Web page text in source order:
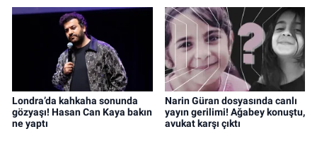
Londra’da kahkaha sonunda
gözyaşı! Hasan Can Kaya bakın
ne yaptı
Narin Güran dosyasında canlı
yayın gerilimi! Ağabey konuştu,
avukat karşı çıktı